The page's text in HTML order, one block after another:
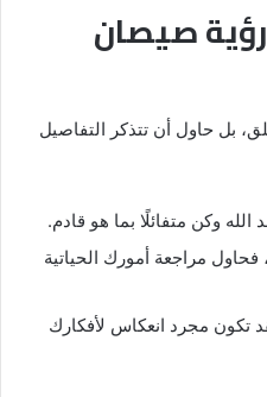
صيصان
بل حاول أن تتذكر التفاصيل
الله وكن متفائلًا بما هو قادم.
، فحاول مراجعة أمورك الحياتية
تكون مجرد انعكاس لأفكارك